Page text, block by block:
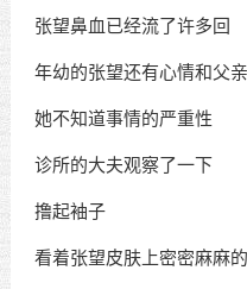
张望鼻血已经流了许多回
年幼的张望还有心情和父
她不知道事情的严重性
诊所的大夫观察了一下
撸起袖子
看着张望皮肤上密密麻麻